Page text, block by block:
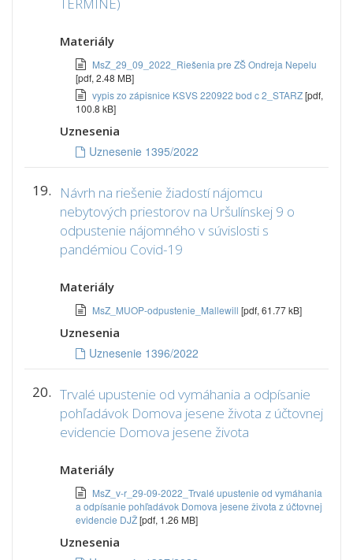
Materiály
MsZ_29_09_2022_Riešenia pre ZŠ Ondreja Nepelu
[pdf, 2.48 MB]
vypis zo zápisnice KSVS 220922 bod c 2_STARZ[pdf,
100.8 kB]
Uznesenia
Uznesenie 1395/2022
19.
Návrh na riešenie žiadostí nájomcu
nebytových priestorov na Uršulínskej 9 o
odpustenie nájomného v súvislosti s
pandémiou Covid-19
Materiály
MsZ_MUOP-odpustenie_Mallewill [pdf, 61.77 kB]
Uznesenia
Uznesenie 1396/2022
20. Trvalé upustenie od vymáhania a odpísanie
pohľadávok Domova jesene života z účtovnej
evidencie Domova jesene života
Materiály
MsZ_v-r_29-09-2022_Trvalé upustenie od vymáhania
a odpísanie pohľadávok Domova jesene života z účtovnej
evidencie DJŽ[pdf, 1.26 MB]
Uznesenia